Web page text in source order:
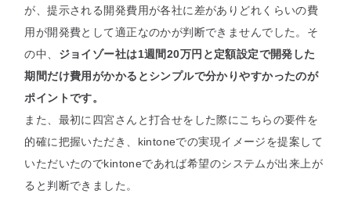
が、提示される開発費用が各社に差がありどれくらいの費
用が開発費として適正なのかが判断できませんでした。そ
の中、 ジョイゾー社は1週間20万円と定額設定で開発した
期間だけ費用がかかるとシンプルで分かりやすかったのが
ポイントです。
また、最初に四宮さんと打合せをした際にこちらの要件を
的確に把握いただき、kintoneでの実現イメージを提案して
いただいたのでkintoneであれば希望のシステムが出来上が
ると判断できました。